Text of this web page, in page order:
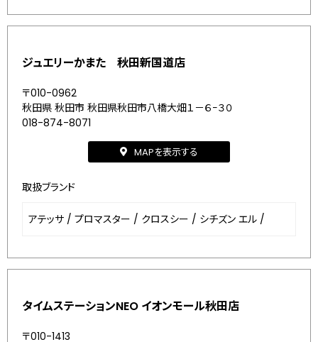
ジュエリーかまた 秋田新国道店
〒010-0962
秋田県 秋田市 秋田県秋田市八橋大畑１－６−３０
018-874-8071
MAPを表示する
取扱ブランド
アテッサ / プロマスター / クロスシー / シチズン エル /
タイムステーションNEO イオンモール秋田店
〒010-1413